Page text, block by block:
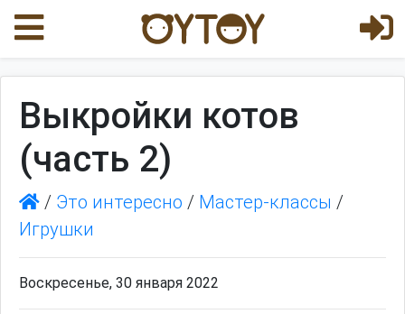
Выкройки котов
(часть 2)
/ Это интересно / Мастер-классы /
Игрушки
Воскресенье, 30 января 2022